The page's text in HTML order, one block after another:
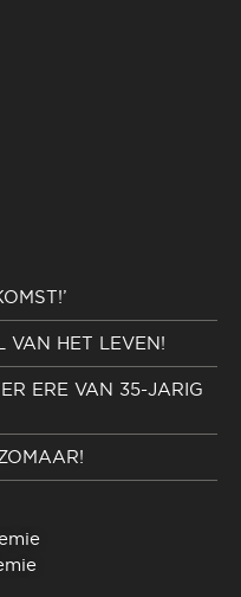
VAN HET LEVEN!
ERE VAN 35-JARIG